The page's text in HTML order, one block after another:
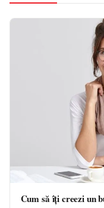
Cum să îți creezi un